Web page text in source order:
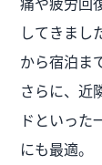
してきまし
から宿泊ま
さらに、近
ドといった
にも最適。